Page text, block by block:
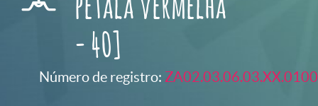
pétala vermelha
- 40]
Número de registro: ZA02.03.06.03.XX.0100